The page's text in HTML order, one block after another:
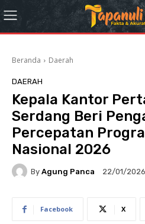
Beranda Daerah
DAERAH
Kepala Kantor
Serdang Beri
Percepatan
Nasional 2026
By Agung Panca 22/01/2026
Facebook X